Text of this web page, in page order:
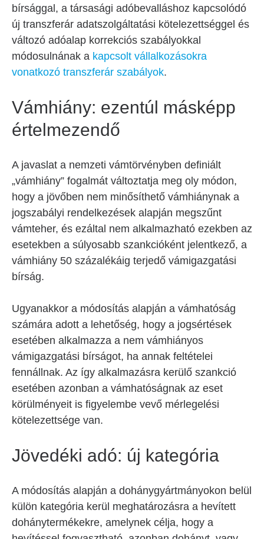
bírsággal, a társasági adóbevalláshoz kapcsolódó
új transzferár adatszolgáltatási kötelezettséggel és
változó adóalap korrekciós szabályokkal
módosulnának a kapcsolt vállalkozásokra
vonatkozó transzferár szabályok.
Vámhiány: ezentúl másképp
értelmezendő
A javaslat a nemzeti vámtörvényben definiált
„vámhiány” fogalmát változtatja meg oly módon,
hogy a jövőben nem minősíthető vámhiánynak a
jogszabályi rendelkezések alapján megszűnt
vámteher, és ezáltal nem alkalmazható ezekben az
esetekben a súlyosabb szankcióként jelentkező, a
vámhiány 50 százalékáig terjedő vámigazgatási
bírság.
Ugyanakkor a módosítás alapján a vámhatóság
számára adott a lehetőség, hogy a jogsértések
esetében alkalmazza a nem vámhiányos
vámigazgatási bírságot, ha annak feltételei
fennállnak. Az így alkalmazásra kerülő szankció
esetében azonban a vámhatóságnak az eset
körülményeit is figyelembe vevő mérlegelési
kötelezettsége van.
Jövedéki adó: új kategória
A módosítás alapján a dohánygyártmányokon belül
külön kategória kerül meghatározásra a hevített
dohánytermékekre, amelynek célja, hogy a